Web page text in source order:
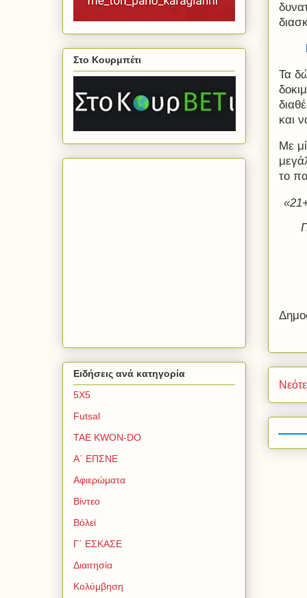
Τα
και
Με
το
Στο Κουρμπέτι
Ειδήσεις ανά κατηγορία
5Χ5
Futsal
TAE KWON-DO
Α΄ ΕΠΣΝΕ
Αφιερώματα
Βίντεο
Βόλεϊ
Γ΄ ΕΣΚΑΣΕ
Διαιτησία
Κολύμβηση